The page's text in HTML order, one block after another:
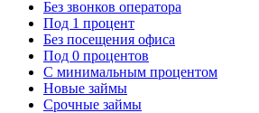
Без звонков оператора
Под 1 процент
Без посещения офиса
Под 0 процентов
С минимальным процентом
Новые займы
Срочные займы